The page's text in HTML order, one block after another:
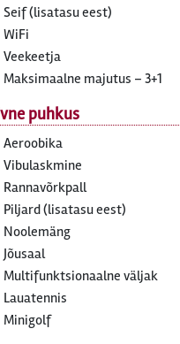
Seif (lisatasu eest)
WiFi
Veekeetja
Maksimaalne majutus – 3+1
puhkus
Aeroobika
Vibulaskmine
Rannavõrkpall
Piljard (lisatasu eest)
Noolemäng
Jõusaal
Multifunktsionaalne väljak
Lauatennis
Minigolf